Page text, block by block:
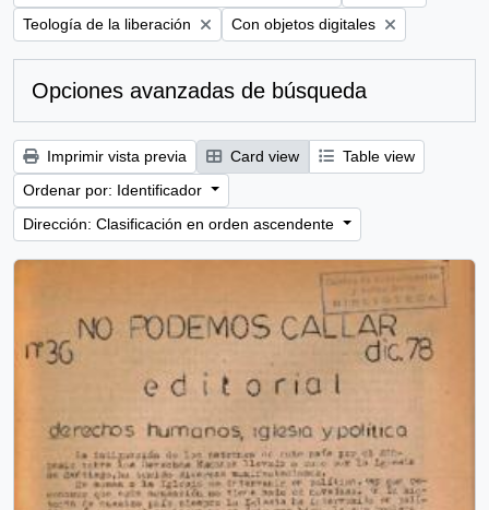
Remove filter:
Teología de la liberación Remove filter:
Con objetos digitales
Opciones avanzadas de búsqueda
Imprimir vista previa Card view
Table view
Ordenar por: Identificador
Dirección: Clasificación en orden ascendente